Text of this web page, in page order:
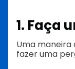
1. Faça
Uma maneira
fazer uma